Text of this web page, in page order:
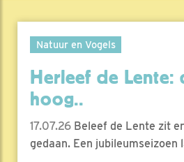
Natuur en Vogels
Herleef de Lente:
hoog..
17.07.26 Beleef de Lente zit
gedaan. Een jubileumseizoen